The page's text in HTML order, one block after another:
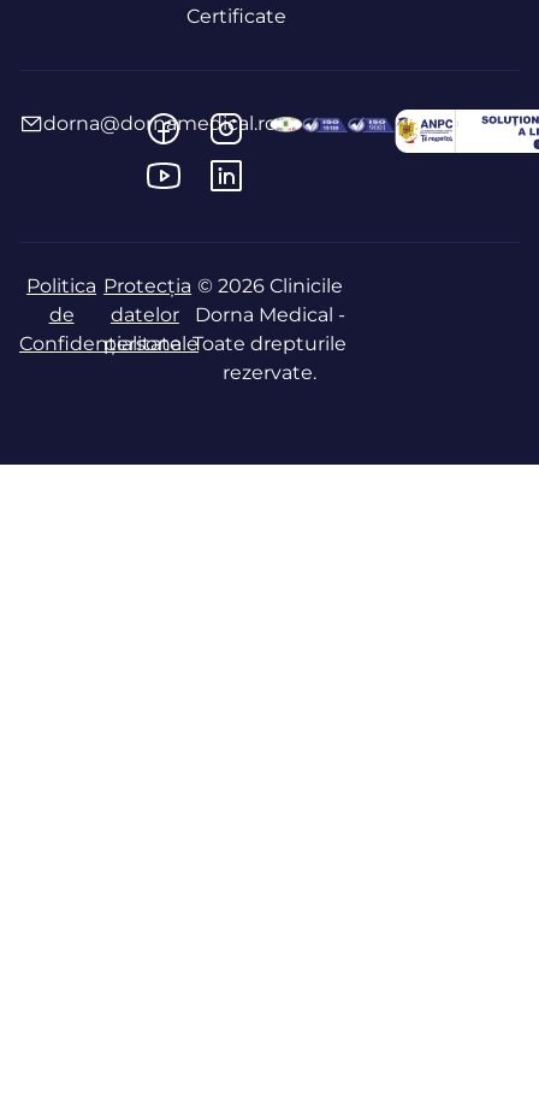
Certificate
dorna@dornamedical.ro
Politica
de
Confidențialitate
Protecția
datelor
personale
© 2026 Clinicile
Dorna Medical -
Toate drepturile
rezervate.